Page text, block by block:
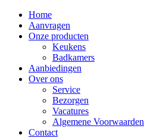
Home
Aanvragen
Onze producten
Keukens
Badkamers
Aanbiedingen
Over ons
Service
Bezorgen
Vacatures
Algemene Voorwaarden
Contact